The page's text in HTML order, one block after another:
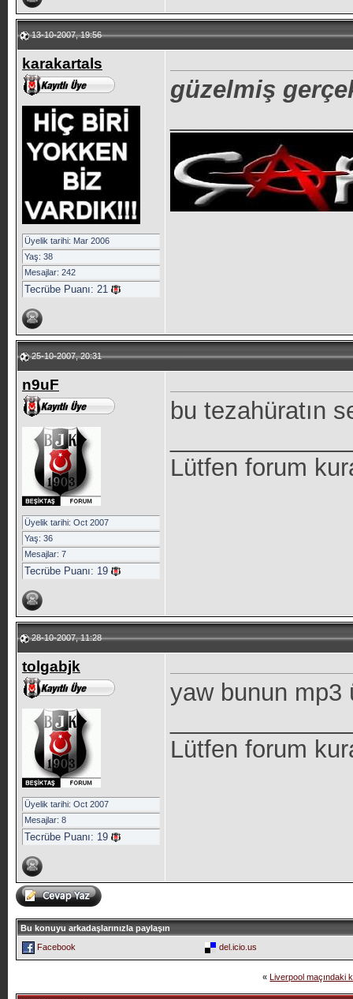
13-10-2007, 19:56
karakartals
Üyelik tarihi: Mar 2006
Yaş: 38
Mesajlar: 242
Tecrübe Puanı: 21
güzelmiş
25-10-2007, 20:31
n9uF
Üyelik tarihi: Oct 2007
Yaş: 36
Mesajlar: 7
Tecrübe Puanı: 19
bu tezahüratın
Lütfen forum
28-10-2007, 11:28
tolgabjk
Üyelik tarihi: Oct 2007
Mesajlar: 8
Tecrübe Puanı: 19
yaw bunun mp3
Lütfen forum
Bu konuyu arkadaşlarınızla paylaşın
Facebook
del.icio.us
« Liverpool maçındaki